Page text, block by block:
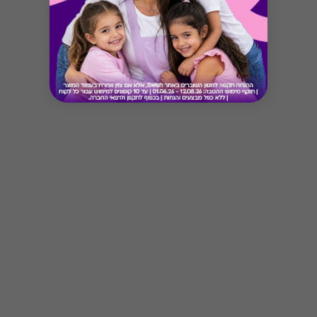
בתשלום מלא על פי מדיניות המלון (למידע נוסף יש
להתעדכן במלון הרלוונטי). ההטבה תכובד בכפוף
לתנאי האירוח המקובלים בכל מלון.